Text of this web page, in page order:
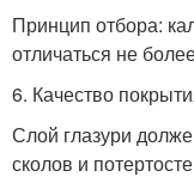
Принцип отбора:
отличаться не
6. Качество
Слой глазури
сколов и